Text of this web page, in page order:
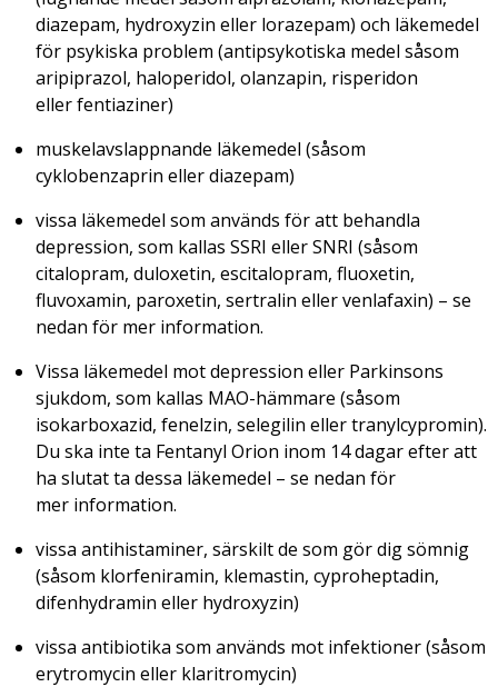
diazepam, hydroxyzin eller lorazepam) och läkemedel
för psykiska problem (antipsykotiska medel såsom
aripiprazol, haloperidol, olanzapin, risperidon
eller fentiaziner)
muskelavslappnande läkemedel (såsom
cyklobenzaprin eller diazepam)
vissa läkemedel som används för att behandla
depression, som kallas SSRI eller SNRI (såsom
citalopram, duloxetin, escitalopram, fluoxetin,
fluvoxamin, paroxetin, sertralin eller venlafaxin) – se
nedan för mer information.
Vissa läkemedel mot depression eller Parkinsons
sjukdom, som kallas MAO-hämmare (såsom
isokarboxazid, fenelzin, selegilin eller tranylcypromin).
Du ska inte ta Fentanyl Orion inom 14 dagar efter att
ha slutat ta dessa läkemedel – se nedan för
mer information.
vissa antihistaminer, särskilt de som gör dig sömnig
(såsom klorfeniramin, klemastin, cyproheptadin,
difenhydramin eller hydroxyzin)
vissa antibiotika som används mot infektioner (såsom
erytromycin eller klaritromycin)